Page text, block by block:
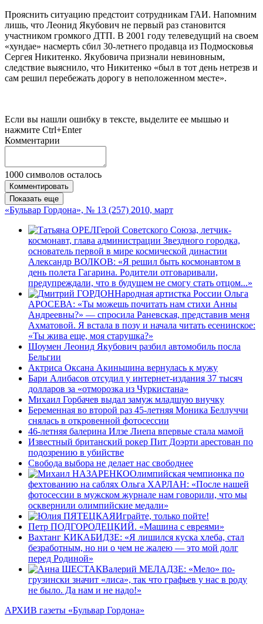
Прояснить ситуацию предстоит сотрудникам ГАИ. Напомним
лишь, что Леонид Якубович не первый раз становится
участником громкого ДТП. В 2001 году телеведущий на своем
«хундае» насмерть сбил 30-летнего продавца из Подмосковья
Сергея Никитенко. Якубовича признали невиновным,
следствие выяснило, что Никитенко «был в тот день нетрезв и
сам решил перебежать дорогу в неположенном месте».
Если вы нашли ошибку в тексте, выделите ее мышью и
нажмите Ctrl+Enter
Комментарии
1000 символов осталось
Комментировать
Показать еще
«Бульвар Гордона», № 13 (257) 2010, март
Герой Советского Союза, летчик-
космонавт, глава администрации Звездного городка,
основатель первой в мире космической династии
Александр ВОЛКОВ: «Я решил быть космонавтом в
день полета Гагарина. Родители отговаривали,
предупреждали, что в будущем не смогу стать отцом...»
Народная артистка России Ольга
АРОСЕВА: «Ты можешь почитать нам стихи Анны
Андреевны?» — спросила Раневская, представив меня
Ахматовой. Я встала в позу и начала читать есенинское:
«Ты жива еще, моя старушка?»
Шоумен Леонид Якубович разбил автомобиль посла
Бельгии
Актриса Оксана Акиньшина вернулась к мужу
Бари Алибасов отсудил у интернет-издания 37 тысяч
долларов за «отморозка из Чуркистана»
Михаил Горбачев выдал замуж младшую внучку
Беременная во второй раз 45-летняя Моника Беллуччи
снялась в откровенной фотосессии
46-летняя балерина Илзе Лиепа впервые стала мамой
Известный британский рокер Пит Доэрти арестован по
подозрению в убийстве
Свобода выбора не делает нас свободнее
Олимпийская чемпионка по
фехтованию на саблях Ольга ХАРЛАН: «После нашей
фотосессии в мужском журнале нам говорили, что мы
осквернили олимпийские медали»
Играйте, только пойте!
Петр ПОДГОРОДЕЦКИЙ. «Машина с евреями»
Вахтанг КИКАБИДЗЕ: «Я лишился куска хлеба, стал
безработным, но ни о чем не жалею — это мой долг
перед Родиной»
Валерий МЕЛАДЗЕ: «Мело» по-
грузински значит «лиса», так что графьев у нас в роду
не было. Да нам и не надо!»
АРХИВ газеты «Бульвар Гордона»